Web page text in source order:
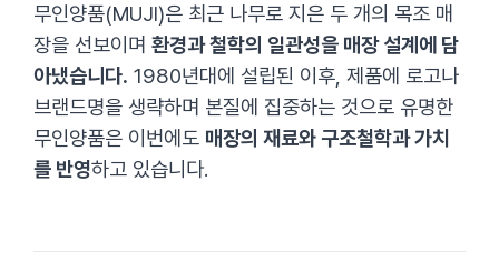
무인양품(MUJI)은 최근 나무로 지은 두 개의 목조 매
장을 선보이며 환경과 철학의 일관성을 매장 설계에 담
아냈습니다. 1980년대에 설립된 이후, 제품에 로고나
브랜드명을 생략하며 본질에 집중하는 것으로 유명한
무인양품은 이번에도 매장의 재료와 구조철학과 가치
를 반영하고 있습니다.